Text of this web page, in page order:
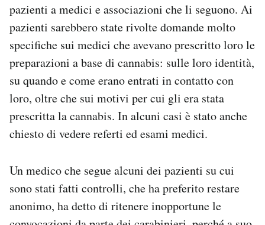
pazienti a medici e associazioni che li seguono. Ai
pazienti sarebbero state rivolte domande molto
specifiche sui medici che avevano prescritto loro le
preparazioni a base di cannabis: sulle loro identità,
su quando e come erano entrati in contatto con
loro, oltre che sui motivi per cui gli era stata
prescritta la cannabis. In alcuni casi è stato anche
chiesto di vedere referti ed esami medici.
Un medico che segue alcuni dei pazienti su cui
sono stati fatti controlli, che ha preferito restare
anonimo, ha detto di ritenere inopportune le